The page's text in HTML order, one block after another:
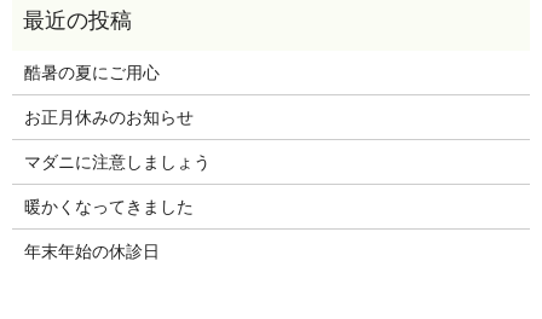
酷暑の夏にご用心
お正月休みのお知らせ
マダニに注意しましょう
暖かくなってきました
年末年始の休診日